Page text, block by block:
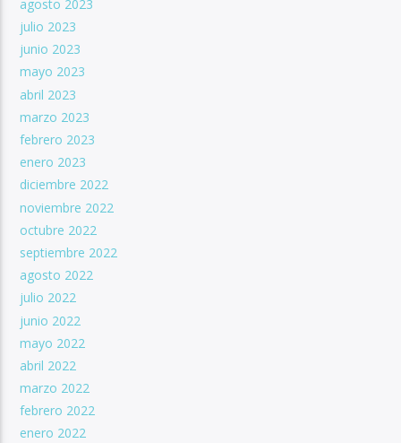
agosto 2023
julio 2023
junio 2023
mayo 2023
abril 2023
marzo 2023
febrero 2023
enero 2023
diciembre 2022
noviembre 2022
octubre 2022
septiembre 2022
agosto 2022
julio 2022
junio 2022
mayo 2022
abril 2022
marzo 2022
febrero 2022
enero 2022